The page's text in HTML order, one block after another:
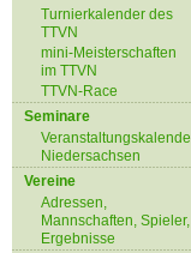
Turnierkalender des
TTVN
mini-Meisterschaften
im TTVN
TTVN-Race
Seminare
Niedersachsen
Vereine
Adressen,
Mannschaften, Spieler,
Ergebnisse